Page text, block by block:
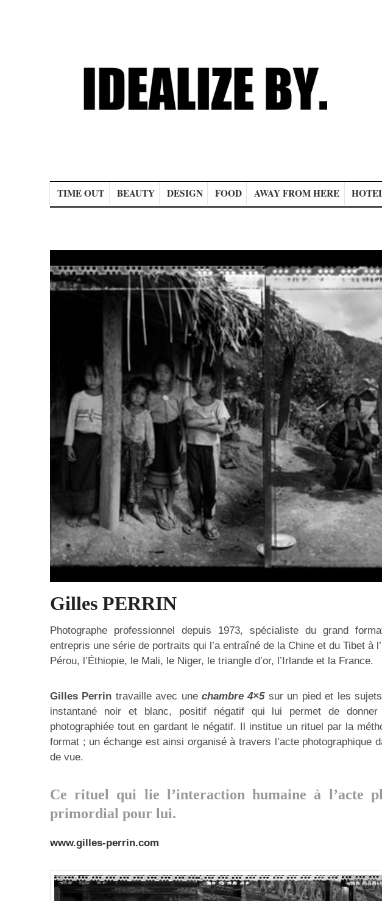
TIME OUT BEAUTY DESIGN FOOD AWAY FROM HERE
Gilles PERRIN
Photographe professionnel depuis 1973, spécialiste du grand
entrepris une série de portraits qui l’a entraîné de la Chine et du Tibet à
Pérou, l’Éthiopie, le Mali, le Niger, le triangle d’or, l’Irlande et la France.
Gilles Perrin travaille avec unechambre 4×5sur un pied et les
instantané noir et blanc, positif négatif qui lui permet de donner
photographiée tout en gardant le négatif. Il institue un rituel par la
format ; un échange est ainsi organisé à travers l’acte photographique
de vue.
Ce rituel qui lie l’interaction humaine à l’acte
primordial pour lui.
www.gilles-perrin.com